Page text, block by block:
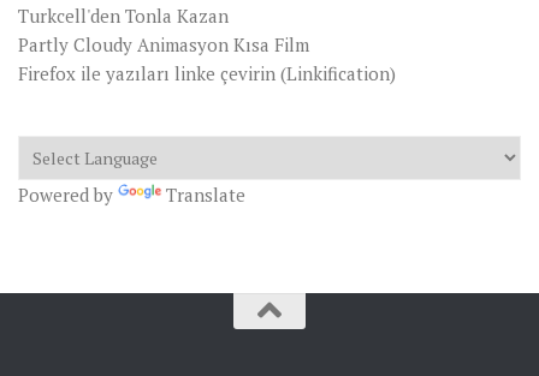
Turkcell'den Tonla Kazan
Partly Cloudy Animasyon Kısa Film
Firefox ile yazıları linke çevirin (Linkification)
Powered by Translate